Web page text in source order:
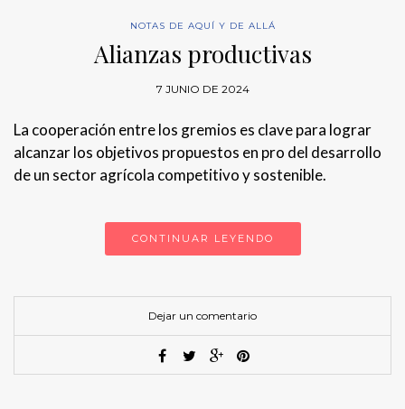
NOTAS DE AQUÍ Y DE ALLÁ
Alianzas productivas
7 JUNIO DE 2024
La cooperación entre los gremios es clave para lograr
alcanzar los objetivos propuestos en pro del desarrollo
de un sector agrícola competitivo y sostenible.
CONTINUAR LEYENDO
Dejar un comentario